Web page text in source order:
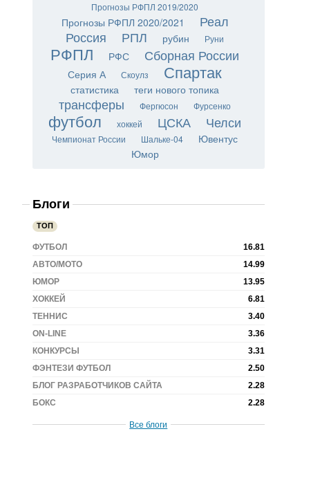
Прогнозы РФПЛ 2019/2020
Прогнозы РФПЛ 2020/2021
Реал
Россия
РПЛ рубин Руни
РФПЛ РФС Сборная России
Серия А Скоулз Спартак
статистика теги нового топика
трансферы Фергюсон Фурсенко
футбол хоккей ЦСКА Челси
Чемпионат России Шальке-04
Ювентус
Юмор
Блоги
ТОП
16.81
ФУТБОЛ
14.99
АВТО/МОТО
13.95
ЮМОР
6.81
ХОККЕЙ
3.40
ТЕННИС
3.36
ON-LINE
3.31
КОНКУРСЫ
2.50
ФЭНТЕЗИ ФУТБОЛ
2.28
БЛОГ РАЗРАБОТЧИКОВ САЙТА
2.28
БОКС
Все блоги